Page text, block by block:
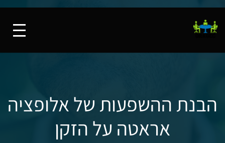
הבנת ההשפעות של אלופציה
אראטה על הזקן